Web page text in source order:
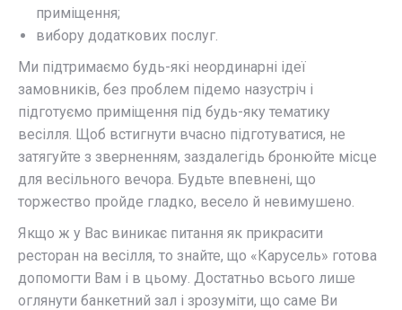
приміщення;
вибору додаткових послуг.
Ми підтримаємо будь-які неординарні ідеї
замовників, без проблем підемо назустріч і
підготуємо приміщення під будь-яку тематику
весілля. Щоб встигнути вчасно підготуватися, не
затягуйте з зверненням, заздалегідь бронюйте місце
для весільного вечора. Будьте впевнені, що
торжество пройде гладко, весело й невимушено.
Якщо ж у Вас виникає питання як прикрасити
ресторан на весілля, то знайте, що «Карусель» готова
допомогти Вам і в цьому. Достатньо всього лише
оглянути банкетний зал і зрозуміти, що саме Ви